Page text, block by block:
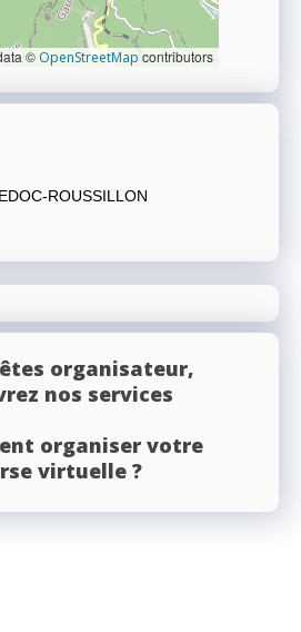
© OpenStreetMap contributors
ROUSSILLON
organisateur,
nos services
organiser votre
virtuelle ?